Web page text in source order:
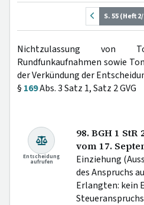
S. 55 (Heft
Nichtzulassung von
Rundfunkaufnahmen sowie
der Verkündung der
§ 169Abs. 3 Satz 1, Satz 2 GVG
Entscheidung
aufrufen
98. BGH 1
vom 17.
Einziehung
des Anspruchs
Erlangten: kein